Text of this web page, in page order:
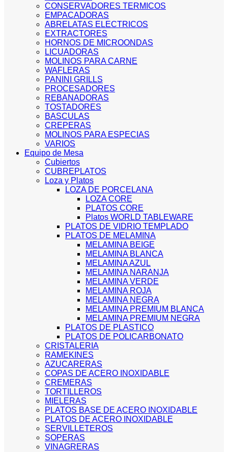
CONSERVADORES TERMICOS
EMPACADORAS
ABRELATAS ELECTRICOS
EXTRACTORES
HORNOS DE MICROONDAS
LICUADORAS
MOLINOS PARA CARNE
WAFLERAS
PANINI GRILLS
PROCESADORES
REBANADORAS
TOSTADORES
BASCULAS
CREPERAS
MOLINOS PARA ESPECIAS
VARIOS
Equipo de Mesa
Cubiertos
CUBREPLATOS
Loza y Platos
LOZA DE PORCELANA
LOZA CORE
PLATOS CORE
Platos WORLD TABLEWARE
PLATOS DE VIDRIO TEMPLADO
PLATOS DE MELAMINA
MELAMINA BEIGE
MELAMINA BLANCA
MELAMINA AZUL
MELAMINA NARANJA
MELAMINA VERDE
MELAMINA ROJA
MELAMINA NEGRA
MELAMINA PREMIUM BLANCA
MELAMINA PREMIUM NEGRA
PLATOS DE PLASTICO
PLATOS DE POLICARBONATO
CRISTALERIA
RAMEKINES
AZUCARERAS
COPAS DE ACERO INOXIDABLE
CREMERAS
TORTILLEROS
MIELERAS
PLATOS BASE DE ACERO INOXIDABLE
PLATOS DE ACERO INOXIDABLE
SERVILLETEROS
SOPERAS
VINAGRERAS